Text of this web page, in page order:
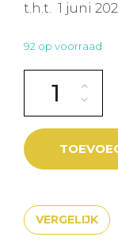
t.h.t. 1 juni
92 op voorraad
VERGELIJK